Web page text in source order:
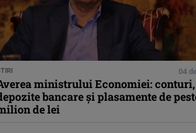
04
ministrului Economiei: conturi,
bancare şi plasamente de
de lei